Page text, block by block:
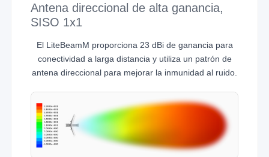
Antena direccional de alta ganancia,
SISO 1x1
El LiteBeamM proporciona 23 dBi de ganancia para
conectividad a larga distancia y utiliza un patrón de
antena direccional para mejorar la inmunidad al ruido.